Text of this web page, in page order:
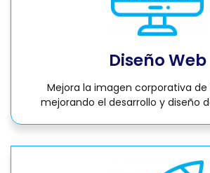
Diseño Web
Mejora la imagen corporativa
mejorando el desarrollo y diseño